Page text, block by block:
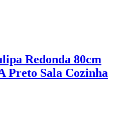
Redonda 80cm
Preto Sala Cozinha